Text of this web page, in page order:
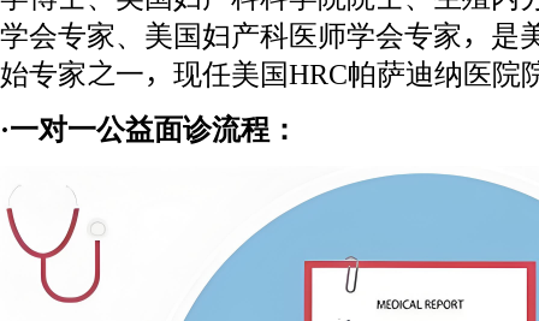
学会专家、美国妇产科医师学会专家，是
始专家之一，现任美国HRC帕萨迪纳医院
·一对一公益面诊流程：